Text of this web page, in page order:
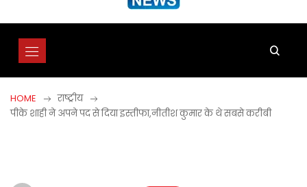
HOME
राष्ट्रीय
पीके शाही ने अपने पद से दिया इस्तीफा,नीतीश कुमार के थे सबसे करीबी